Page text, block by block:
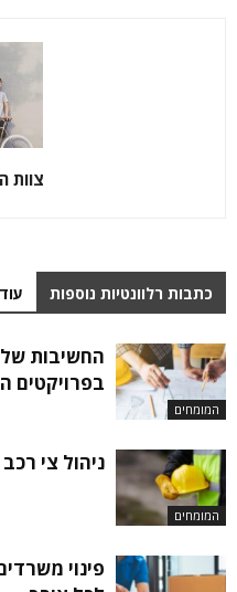
צוות
כתבות רלוונטיות נוספות
המומחים
החשיבות
בפרויקטים
המומחים
ניהול צי
פינוי